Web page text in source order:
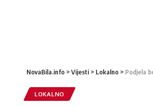
NovaBila.info >Vijesti > Lokalno > Podjela
LOKALNO